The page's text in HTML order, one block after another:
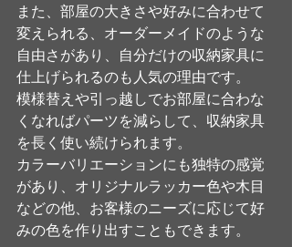
また、部屋の大きさや好みに合わせて
変えられる、オーダーメイドのような
自由さがあり、自分だけの収納家具に
仕上げられるのも人気の理由です。
模様替えや引っ越しでお部屋に合わな
くなればパーツを減らして、収納家具
を長く使い続けられます。
カラーバリエーションにも独特の感覚
があり、オリジナルラッカー色や木目
などの他、お客様のニーズに応じて好
みの色を作り出すこともできます。